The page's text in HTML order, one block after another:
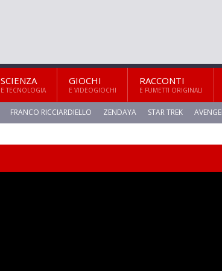
SCIENZA
E TECNOLOGIA
GIOCHI
E VIDEOGIOCHI
RACCONTI
E FUMETTI ORIGINALI
FRANCO RICCIARDIELLO ZENDAYA STAR TREK